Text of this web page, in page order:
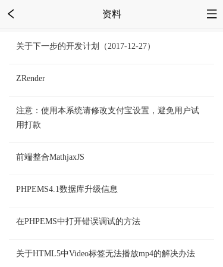
资料
关于下一步的开发计划（2017-12-27）
ZRender
注意：使用本系统请修改支付宝设置，避免用户试
用打款
前端整合MathjaxJS
PHPEMS4.1数据库升级信息
在PHPEMS中打开错误调试的方法
关于HTML5中Video标签无法播放mp4的解决办法